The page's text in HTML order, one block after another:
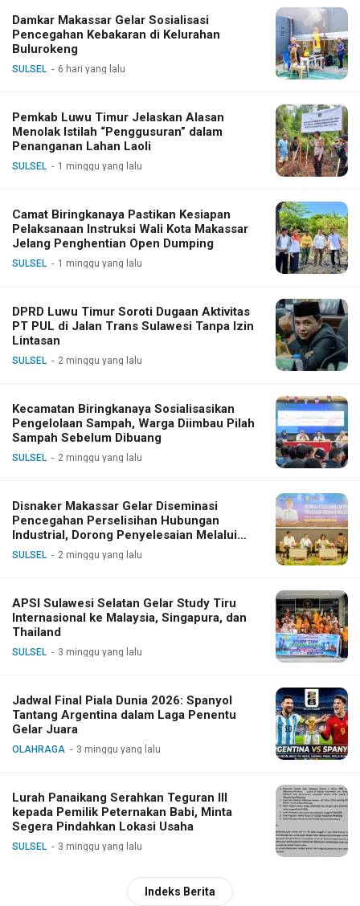
Damkar Makassar Gelar Sosialisasi
Pencegahan Kebakaran di Kelurahan
Bulurokeng
SULSEL 6 hari yang lalu
Pemkab Luwu Timur Jelaskan Alasan
Menolak Istilah “Penggusuran” dalam
Penanganan Lahan Laoli
SULSEL 1 minggu yang lalu
Camat Biringkanaya Pastikan Kesiapan
Pelaksanaan Instruksi Wali Kota Makassar
Jelang Penghentian Open Dumping
SULSEL 1 minggu yang lalu
DPRD Luwu Timur Soroti Dugaan Aktivitas
PT PUL di Jalan Trans Sulawesi Tanpa Izin
Lintasan
SULSEL 2 minggu yang lalu
Kecamatan Biringkanaya Sosialisasikan
Pengelolaan Sampah, Warga Diimbau Pilah
Sampah Sebelum Dibuang
SULSEL 2 minggu yang lalu
Disnaker Makassar Gelar Diseminasi
Pencegahan Perselisihan Hubungan
Industrial, Dorong Penyelesaian Melalui
Dialog
SULSEL 2 minggu yang lalu
APSI Sulawesi Selatan Gelar Study Tiru
Internasional ke Malaysia, Singapura, dan
Thailand
SULSEL 3 minggu yang lalu
Jadwal Final Piala Dunia 2026: Spanyol
Tantang Argentina dalam Laga Penentu
Gelar Juara
OLAHRAGA 3 minggu yang lalu
Lurah Panaikang Serahkan Teguran III
kepada Pemilik Peternakan Babi, Minta
Segera Pindahkan Lokasi Usaha
SULSEL 3 minggu yang lalu
Indeks Berita